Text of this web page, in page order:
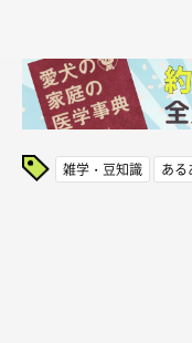
雑学・豆知識 ある